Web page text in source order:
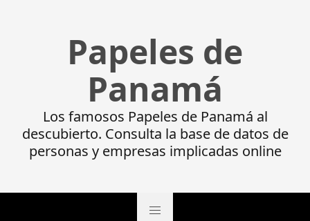
Papeles de
Panamá
Los famosos Papeles de Panamá al
descubierto. Consulta la base de datos de
personas y empresas implicadas online